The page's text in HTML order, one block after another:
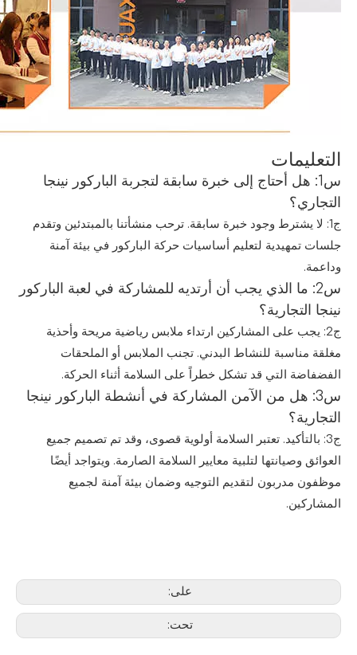
التعليمات
س1: هل أحتاج إلى خبرة سابقة لتجربة الباركور نينجا
التجاري؟
ج1: لا يشترط وجود خبرة سابقة. ترحب منشأتنا بالمبتدئين وتقدم
جلسات تمهيدية لتعليم أساسيات حركة الباركور في بيئة آمنة
وداعمة.
س2: ما الذي يجب أن أرتديه للمشاركة في لعبة الباركور
نينجا التجارية؟
ج2: يجب على المشاركين ارتداء ملابس رياضية مريحة وأحذية
مغلقة مناسبة للنشاط البدني. تجنب الملابس أو الملحقات
الفضفاضة التي قد تشكل خطراً على السلامة أثناء الحركة.
س3: هل من الآمن المشاركة في أنشطة الباركور نينجا
التجارية؟
ج3: بالتأكيد. تعتبر السلامة أولوية قصوى، وقد تم تصميم جميع
العوائق وصيانتها لتلبية معايير السلامة الصارمة. ويتواجد أيضًا
موظفون مدربون لتقديم التوجيه وضمان بيئة آمنة لجميع
المشاركين.
على:
تحت: